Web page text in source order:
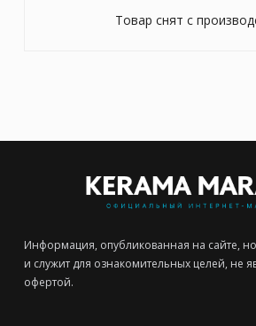
Товар снят с
Информация, опубликованная на сайте,
и служит для ознакомительных целей, не
офертой.